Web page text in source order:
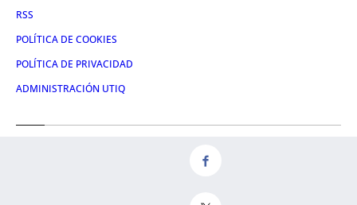
RSS
POLÍTICA DE COOKIES
POLÍTICA DE PRIVACIDAD
ADMINISTRACIÓN UTIQ